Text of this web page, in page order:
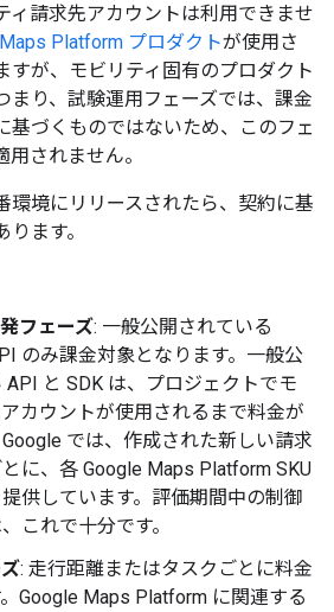
ィ請求先アカウントは利用できませ
Platform プロダクトが使用さ
すが、モビリティ固有のプロダクト
まり、試験運用フェーズでは、課金
基づくものではないため、このフェ
されません。
環境にリリースされたら、契約に基
ます。
フェーズ: 一般公開されている
のみ課金対象となります。一般公
API と SDK は、プロジェクトでモ
カウントが使用されるまで料金が
では、作成された新しい請求
に、各 Google Maps Platform SKU
供しています。評価期間中の制御
これで十分です。
: 走行距離またはタスクごとに料金
Google Maps Platform に関連する